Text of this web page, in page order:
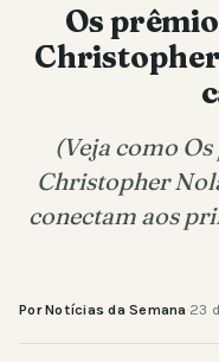
Os
(Veja como
Christopher
conectam aos
Por Notícias da Semana·23